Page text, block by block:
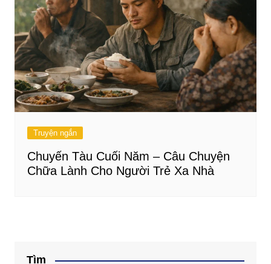
Truyện ngắn
Chuyến Tàu Cuối Năm – Câu Chuyện
Chữa Lành Cho Người Trẻ Xa Nhà
Tìm